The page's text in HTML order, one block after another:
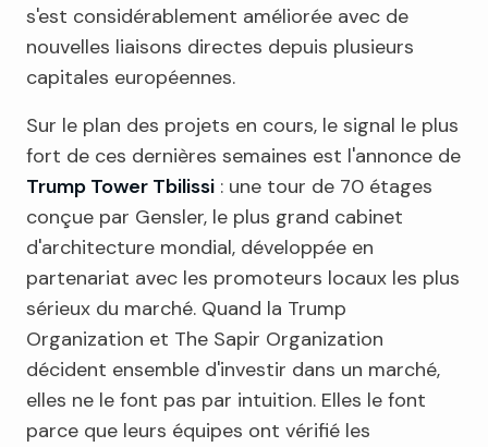
s'est considérablement améliorée avec de
nouvelles liaisons directes depuis plusieurs
capitales européennes.
Sur le plan des projets en cours, le signal le plus
fort de ces dernières semaines est l'annonce de
Trump Tower Tbilissi : une tour de 70 étages
conçue par Gensler, le plus grand cabinet
d'architecture mondial, développée en
partenariat avec les promoteurs locaux les plus
sérieux du marché. Quand la Trump
Organization et The Sapir Organization
décident ensemble d'investir dans un marché,
elles ne le font pas par intuition. Elles le font
parce que leurs équipes ont vérifié les